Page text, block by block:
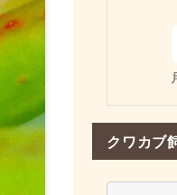
クワカブ